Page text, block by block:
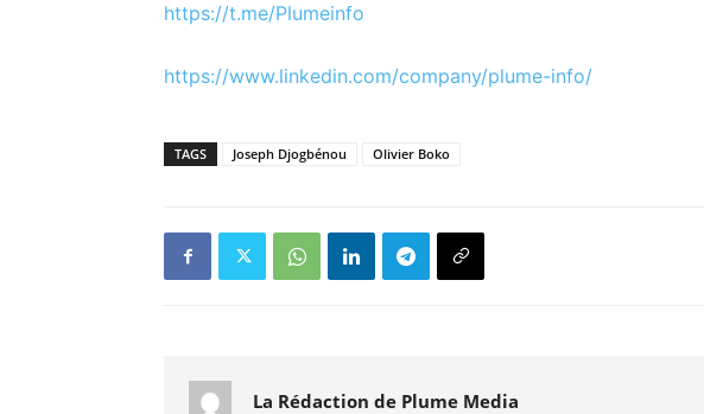
https://t.me/Plumeinfo
https://www.linkedin.com/company/plume-info/
TAGS Joseph Djogbénou Olivier Boko
La Rédaction de Plume Media